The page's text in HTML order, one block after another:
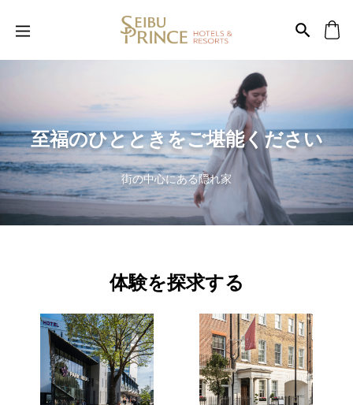
至福のひとときをご堪能ください
街の中心にある隠れ家
体験を探求する